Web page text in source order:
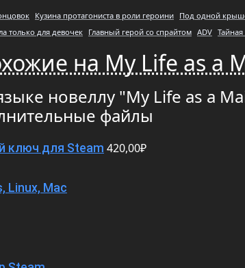
Кузина протагониста в роли героини Под одной
только для девочек Главный герой со спрайтом ADV
на My Life as a
новеллу "My Life as a
файлы
ключ для Steam 420,00₽
Linux, Mac